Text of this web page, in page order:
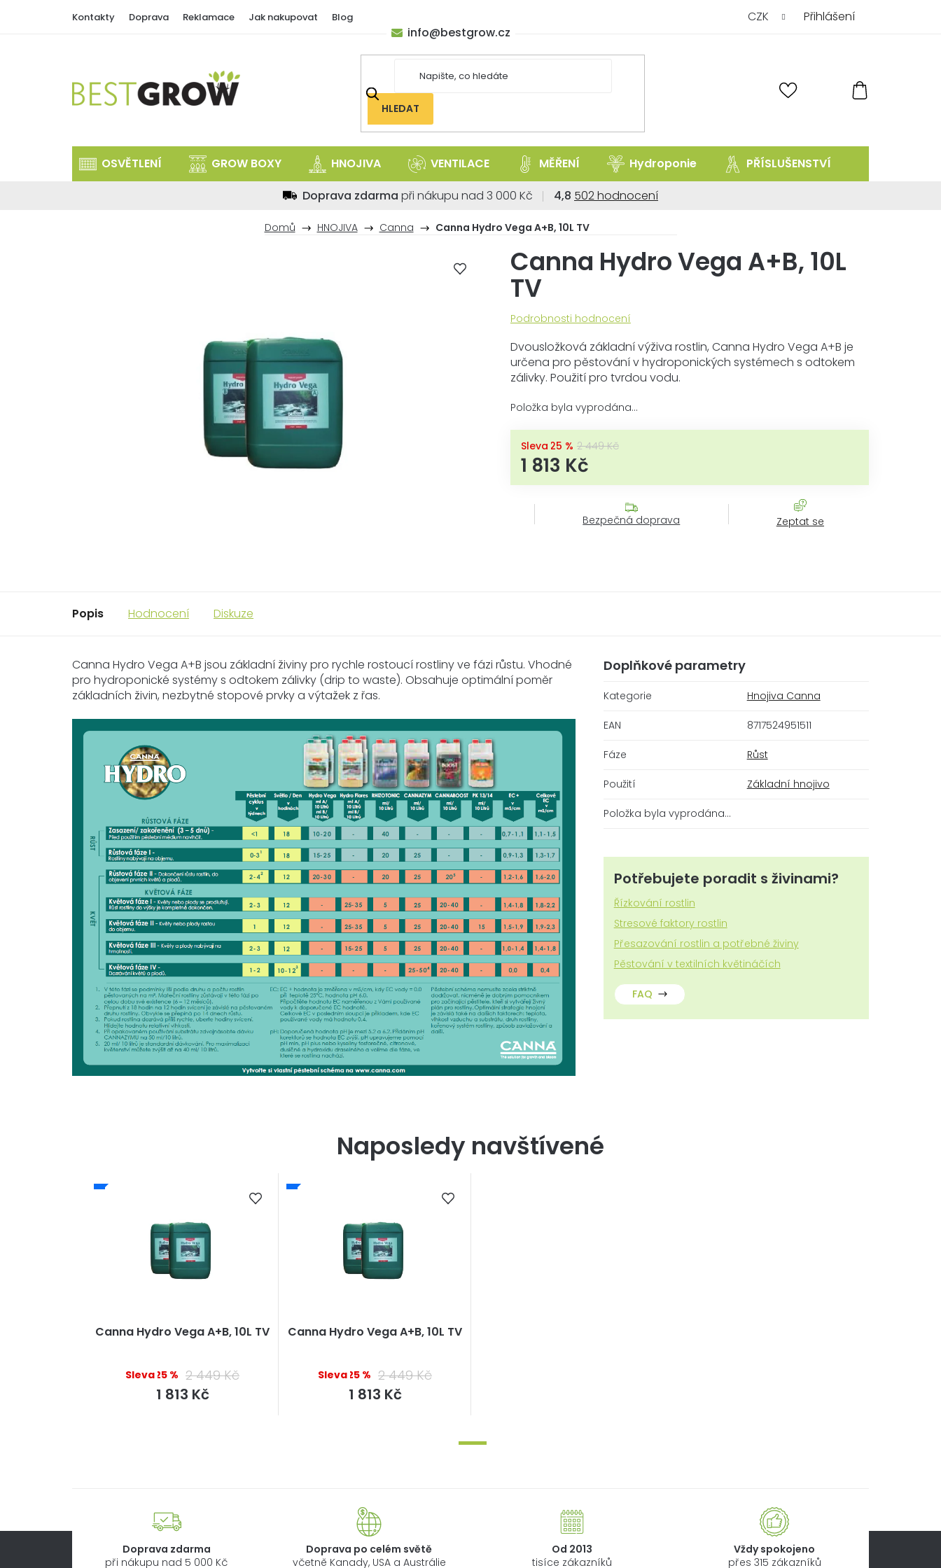
Kontakty Doprava Reklamace Jak nakupovat Blog CZK Přihlášení
HLEDAT
KOŠÍK
info@bestgrow.cz
OSVĚTLENÍ GROW BOXY HNOJIVA VENTILACE MĚŘENÍ Hydroponie PŘÍSLUŠENSTVÍ
Doprava zdarma při nákupu nad 3 000 Kč 4,8 Průměrné
obchodu
4,8
z
502 hodnocení
Domů HNOJIVA Canna Canna Hydro Vega A+B, 10L TV
Canna Hydro Vega A+B, 10L
TV
Průměrné
produktu
je
0,0
z
hvězdiček.
Podrobnosti hodnocení
Dvousložková základní výživa rostlin, Canna Hydro Vega A+B je
určena pro pěstování v hydroponických systémech s odtokem
zálivky. Použití pro tvrdou vodu.
Položka byla vyprodána…
2 449 Kč
–25 %
1 813 Kč
Bezpečná doprava Zeptat se
Popis Hodnocení Diskuze
Canna Hydro Vega A+B jsou základní živiny pro rychle rostoucí rostliny ve fázi růstu. Vhodné
pro hydroponické systémy s odtokem zálivky (drip to waste). Obsahuje optimální poměr
základních živin, nezbytné stopové prvky a výtažek z řas.
Doplňkové parametry
Kategorie Hnojiva Canna
EAN 8717524951511
Fáze Růst
Použití Základní hnojivo
Položka byla vyprodána…
Potřebujete poradit s živinami?
Řízkování rostlin
Stresové faktory rostlin
Přesazování rostlin a potřebné živiny
Pěstování v textilních květináčích
FAQ
Naposledy navštívené
Canna Hydro Vega A+B, 10L TV
–25 % 2 449 Kč
1 813 Kčcena:
Canna Hydro Vega A+B, 10L TV
–25 % 2 449 Kč
1 813 Kčcena:
Doprava zdarma
při nákupu nad 5 000 Kč
Doprava po celém světě
včetně Kanady, USA a Austrálie
Od 2013
tisíce zákazníků
Vždy spokojeno
přes 315 zákazníků